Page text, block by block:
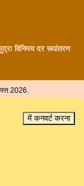
मुद्रा विनिमय दर रूपांतरण
2026.